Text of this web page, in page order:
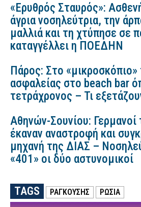
«Ερυθρός Σταυρός»:
άγρια νοσηλεύτρια, την
μαλλιά και τη χτύπησε σε
καταγγέλλει η ΠΟΕΔΗΝ
Πάρος: Στο
ασφαλείας στο beach bar
τετράχρονος – Τι
Αθηνών-Σουνίου: Γερμανοί
έκαναν αναστροφή και
μηχανή της ΔΙΑΣ –
«401» οι δύο αστυνομικοί
TAGS ΡΑΓΚΟΥΣΗΣ ΡΩΣΙΑ